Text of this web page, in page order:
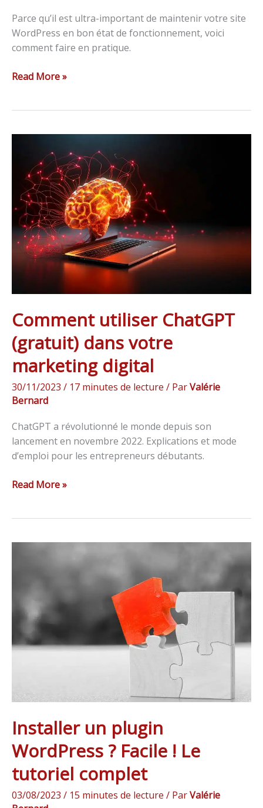
Parce qu’il est ultra-important de maintenir votre site
WordPress en bon état de fonctionnement, voici
comment faire en pratique.
Read More »
Comment utiliser ChatGPT
(gratuit) dans votre
marketing digital
30/11/2023 / 17 minutes de lecture / ParValérie
Bernard
ChatGPT a révolutionné le monde depuis son
lancement en novembre 2022. Explications et mode
d’emploi pour les entrepreneurs débutants.
ChatGPT
(gratuit)
dans
votre
marketing
digital
Read More »
Installer un plugin
WordPress ? Facile ! Le
tutoriel complet
03/08/2023 / 15 minutes de lecture / ParValérie
Facile
Le